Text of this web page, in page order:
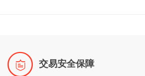
 交易安全保障